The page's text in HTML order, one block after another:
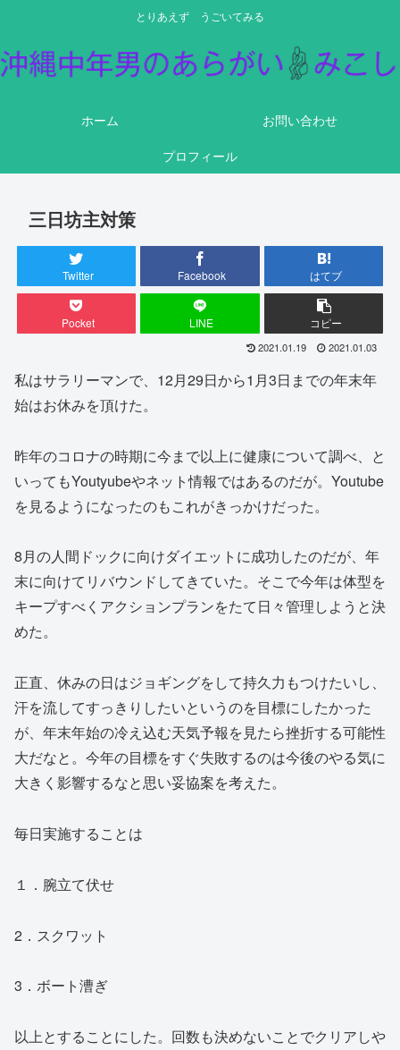
とりあえず うごいてみる
ホーム
お問い合わせ
プロフィール
三日坊主対策
Twitter Facebook はてブ
Pocket LINE コピー
2021.01.19 2021.01.03
私はサラリーマンで、12月29日から1月3日までの年末年
始はお休みを頂けた。
昨年のコロナの時期に今まで以上に健康について調べ、と
いってもYoutyubeやネット情報ではあるのだが。Youtube
を見るようになったのもこれがきっかけだった。
8月の人間ドックに向けダイエットに成功したのだが、年
末に向けてリバウンドしてきていた。そこで今年は体型を
キープすべくアクションプランをたて日々管理しようと決
めた。
正直、休みの日はジョギングをして持久力もつけたいし、
汗を流してすっきりしたいというのを目標にしたかった
が、年末年始の冷え込む天気予報を見たら挫折する可能性
大だなと。今年の目標をすぐ失敗するのは今後のやる気に
大きく影響するなと思い妥協案を考えた。
毎日実施することは
１．腕立て伏せ
2．スクワット
3．ボート漕ぎ
以上とすることにした。回数も決めないことでクリアしや